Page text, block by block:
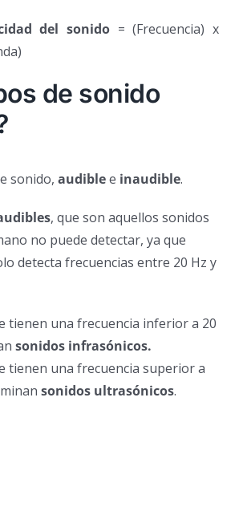
del sonido = (Frecuencia) x
de sonido
sonido, audiblee inaudible.
, que son aquellos sonidos
no puede detectar, ya que
detecta frecuencias entre 20 Hz y
tienen una frecuencia inferior a 20
sonidos infrasónicos.
tienen una frecuencia superior a
sonidos ultrasónicos.